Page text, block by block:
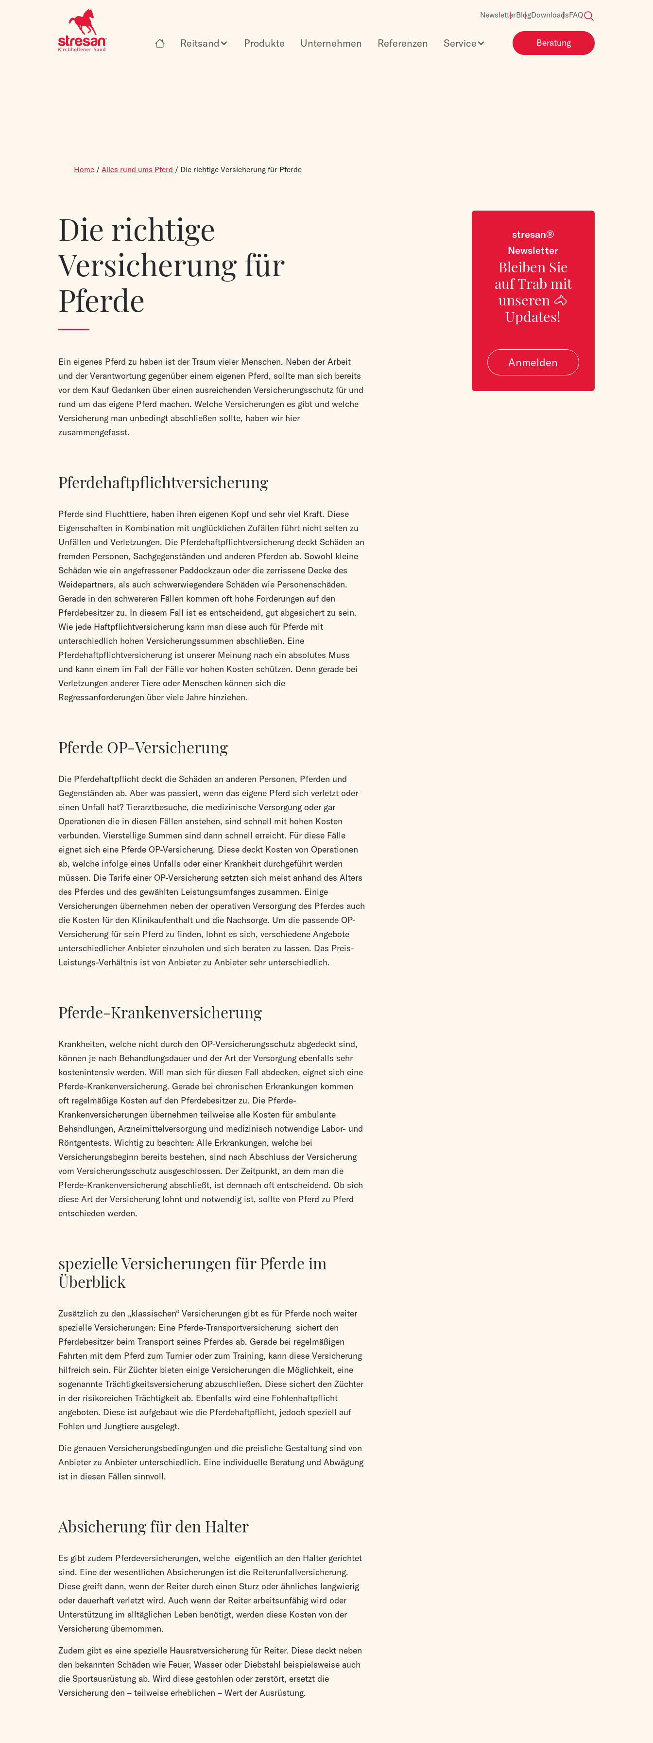
NewsletterBlogDownloadsFAQ
Reitsand Produkte Unternehmen Referenzen Service Beratung
Home / Alles rund ums Pferd / Die richtige Versicherung für Pferde
Die richtige
Versicherung für
Pferde
Ein eigenes Pferd zu haben ist der Traum vieler Menschen. Neben der Arbeit
und der Verantwortung gegenüber einem eigenen Pferd, sollte man sich bereits
vor dem Kauf Gedanken über einen ausreichenden Versicherungsschutz für und
rund um das eigene Pferd machen. Welche Versicherungen es gibt und welche
Versicherung man unbedingt abschließen sollte, haben wir hier
zusammengefasst.
Pferdehaftpflichtversicherung
Pferde sind Fluchttiere, haben ihren eigenen Kopf und sehr viel Kraft. Diese
Eigenschaften in Kombination mit unglücklichen Zufällen führt nicht selten zu
Unfällen und Verletzungen. Die Pferdehaftpflichtversicherung deckt Schäden an
fremden Personen, Sachgegenständen und anderen Pferden ab. Sowohl kleine
Schäden wie ein angefressener Paddockzaun oder die zerrissene Decke des
Weidepartners, als auch schwerwiegendere Schäden wie Personenschäden.
Gerade in den schwereren Fällen kommen oft hohe Forderungen auf den
Pferdebesitzer zu. In diesem Fall ist es entscheidend, gut abgesichert zu sein.
Wie jede Haftpflichtversicherung kann man diese auch für Pferde mit
unterschiedlich hohen Versicherungssummen abschließen. Eine
Pferdehaftpflichtversicherung ist unserer Meinung nach ein absolutes Muss
und kann einem im Fall der Fälle vor hohen Kosten schützen. Denn gerade bei
Verletzungen anderer Tiere oder Menschen können sich die
Regressanforderungen über viele Jahre hinziehen.
Pferde OP-Versicherung
Die Pferdehaftpflicht deckt die Schäden an anderen Personen, Pferden und
Gegenständen ab. Aber was passiert, wenn das eigene Pferd sich verletzt oder
einen Unfall hat? Tierarztbesuche, die medizinische Versorgung oder gar
Operationen die in diesen Fällen anstehen, sind schnell mit hohen Kosten
verbunden. Vierstellige Summen sind dann schnell erreicht. Für diese Fälle
eignet sich eine Pferde OP-Versicherung. Diese deckt Kosten von Operationen
ab, welche infolge eines Unfalls oder einer Krankheit durchgeführt werden
müssen. Die Tarife einer OP-Versicherung setzten sich meist anhand des Alters
des Pferdes und des gewählten Leistungsumfanges zusammen. Einige
Versicherungen übernehmen neben der operativen Versorgung des Pferdes auch
die Kosten für den Klinikaufenthalt und die Nachsorge. Um die passende OP-
Versicherung für sein Pferd zu finden, lohnt es sich, verschiedene Angebote
unterschiedlicher Anbieter einzuholen und sich beraten zu lassen. Das Preis-
Leistungs-Verhältnis ist von Anbieter zu Anbieter sehr unterschiedlich.
Pferde-Krankenversicherung
Krankheiten, welche nicht durch den OP-Versicherungsschutz abgedeckt sind,
können je nach Behandlungsdauer und der Art der Versorgung ebenfalls sehr
kostenintensiv werden. Will man sich für diesen Fall abdecken, eignet sich eine
Pferde-Krankenversicherung. Gerade bei chronischen Erkrankungen kommen
oft regelmäßige Kosten auf den Pferdebesitzer zu. Die Pferde-
Krankenversicherungen übernehmen teilweise alle Kosten für ambulante
Behandlungen, Arzneimittelversorgung und medizinisch notwendige Labor- und
Röntgentests. Wichtig zu beachten: Alle Erkrankungen, welche bei
Versicherungsbeginn bereits bestehen, sind nach Abschluss der Versicherung
vom Versicherungsschutz ausgeschlossen. Der Zeitpunkt, an dem man die
Pferde-Krankenversicherung abschließt, ist demnach oft entscheidend. Ob sich
diese Art der Versicherung lohnt und notwendig ist, sollte von Pferd zu Pferd
entschieden werden.
spezielle Versicherungen für Pferde im
Überblick
Zusätzlich zu den „klassischen“ Versicherungen gibt es für Pferde noch weiter
spezielle Versicherungen: Eine Pferde-Transportversicherung sichert den
Pferdebesitzer beim Transport seines Pferdes ab. Gerade bei regelmäßigen
Fahrten mit dem Pferd zum Turnier oder zum Training, kann diese Versicherung
hilfreich sein. Für Züchter bieten einige Versicherungen die Möglichkeit, eine
sogenannte Trächtigkeitsversicherung abzuschließen. Diese sichert den Züchter
in der risikoreichen Trächtigkeit ab. Ebenfalls wird eine Fohlenhaftpflicht
angeboten. Diese ist aufgebaut wie die Pferdehaftpflicht, jedoch speziell auf
Fohlen und Jungtiere ausgelegt.
Die genauen Versicherungsbedingungen und die preisliche Gestaltung sind von
Anbieter zu Anbieter unterschiedlich. Eine individuelle Beratung und Abwägung
ist in diesen Fällen sinnvoll.
Absicherung für den Halter
Es gibt zudem Pferdeversicherungen, welche eigentlich an den Halter gerichtet
sind. Eine der wesentlichen Absicherungen ist die Reiterunfallversicherung.
Diese greift dann, wenn der Reiter durch einen Sturz oder ähnliches langwierig
oder dauerhaft verletzt wird. Auch wenn der Reiter arbeitsunfähig wird oder
Unterstützung im alltäglichen Leben benötigt, werden diese Kosten von der
Versicherung übernommen.
Zudem gibt es eine spezielle Hausratversicherung für Reiter. Diese deckt neben
den bekannten Schäden wie Feuer, Wasser oder Diebstahl beispielsweise auch
die Sportausrüstung ab. Wird diese gestohlen oder zerstört, ersetzt die
Versicherung den – teilweise erheblichen – Wert der Ausrüstung.
stresan®
Newsletter
Bleiben Sie
auf Trab mit
unseren 🐴
Updates!
Anmelden